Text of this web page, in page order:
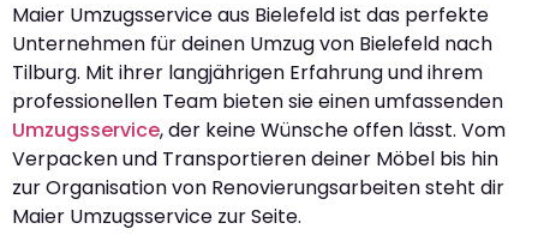
Maier Umzugsservice aus Bielefeld ist das perfekte
Unternehmen für deinen Umzug von Bielefeld nach
Tilburg. Mit ihrer langjährigen Erfahrung und ihrem
professionellen Team bieten sie einen umfassenden
Umzugsservice, der keine Wünsche offen lässt. Vom
Verpacken und Transportieren deiner Möbel bis hin
zur Organisation von Renovierungsarbeiten steht dir
Maier Umzugsservice zur Seite.